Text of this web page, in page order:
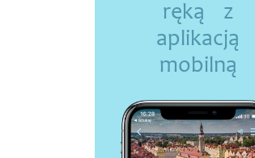
ręką z
aplikacją
mobilną